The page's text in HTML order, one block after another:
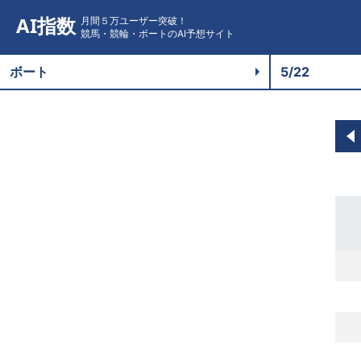
AI指数 月間５万ユーザー突破！
競馬・競輪・ボートのAI予想サイト